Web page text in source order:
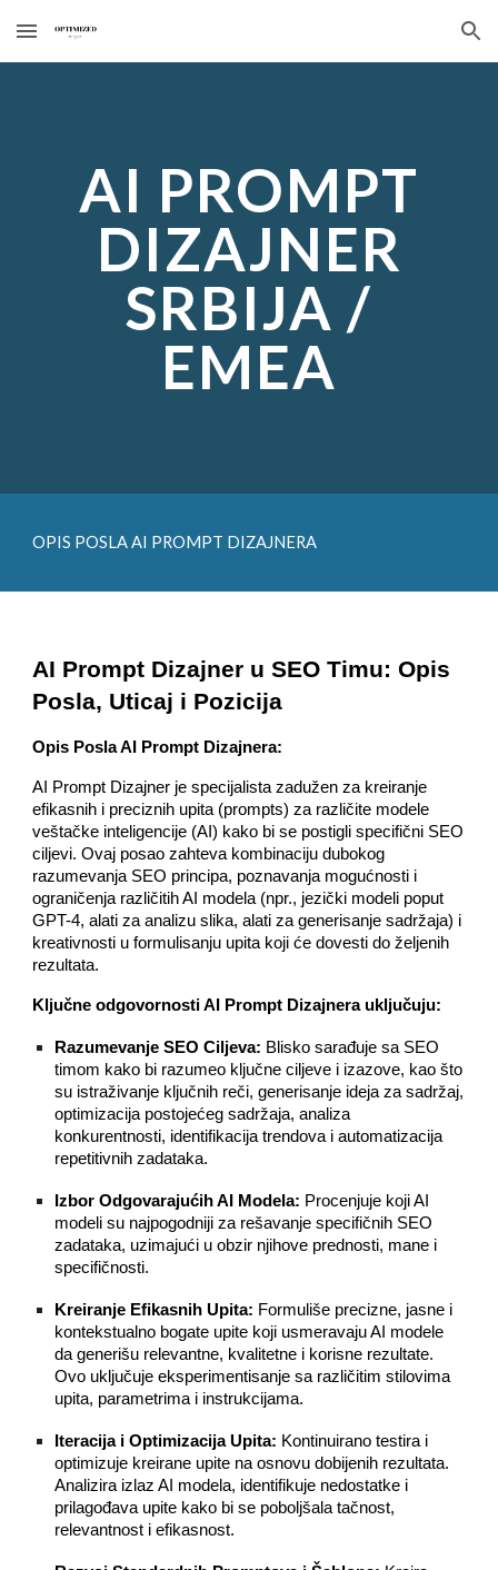
Skip to main content Skip to navigation
AI PROMPT
DIZAJNER
SRBIJA /
EMEA
OPIS POSLA AI PROMPT DIZAJNERA
AI Prompt Dizajner u SEO Timu: Opis
Posla, Uticaj i Pozicija
Opis Posla AI Prompt Dizajnera:
AI Prompt Dizajner je specijalista zadužen za kreiranje
efikasnih i preciznih upita (prompts) za različite modele
veštačke inteligencije (AI) kako bi se postigli specifični SEO
ciljevi. Ovaj posao zahteva kombinaciju dubokog
razumevanja SEO principa, poznavanja mogućnosti i
ograničenja različitih AI modela (npr., jezički modeli poput
GPT-4, alati za analizu slika, alati za generisanje sadržaja) i
kreativnosti u formulisanju upita koji će dovesti do željenih
rezultata.
Ključne odgovornosti AI Prompt Dizajnera uključuju:
Razumevanje SEO Ciljeva: Blisko sarađuje sa SEO
timom kako bi razumeo ključne ciljeve i izazove, kao što
su istraživanje ključnih reči, generisanje ideja za sadržaj,
optimizacija postojećeg sadržaja, analiza
konkurentnosti, identifikacija trendova i automatizacija
repetitivnih zadataka.
Izbor Odgovarajućih AI Modela: Procenjuje koji AI
modeli su najpogodniji za rešavanje specifičnih SEO
zadataka, uzimajući u obzir njihove prednosti, mane i
specifičnosti.
Kreiranje Efikasnih Upita: Formuliše precizne, jasne i
kontekstualno bogate upite koji usmeravaju AI modele
da generišu relevantne, kvalitetne i korisne rezultate.
Ovo uključuje eksperimentisanje sa različitim stilovima
upita, parametrima i instrukcijama.
Iteracija i Optimizacija Upita: Kontinuirano testira i
optimizuje kreirane upite na osnovu dobijenih rezultata.
Analizira izlaz AI modela, identifikuje nedostatke i
prilagođava upite kako bi se poboljšala tačnost,
relevantnost i efikasnost.